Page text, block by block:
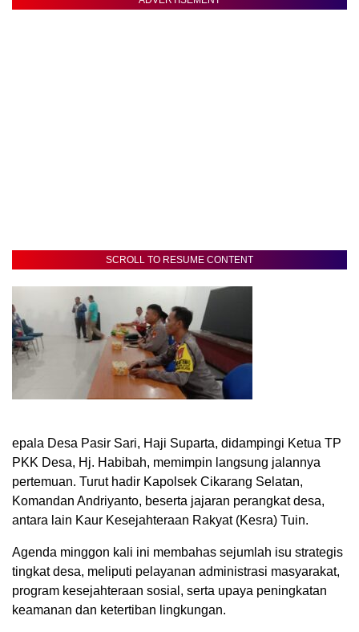
SCROLL TO RESUME CONTENT
epala Desa Pasir Sari, Haji Suparta, didampingi Ketua TP
PKK Desa, Hj. Habibah, memimpin langsung jalannya
pertemuan. Turut hadir Kapolsek Cikarang Selatan,
Komandan Andriyanto, beserta jajaran perangkat desa,
antara lain Kaur Kesejahteraan Rakyat (Kesra) Tuin.
Agenda minggon kali ini membahas sejumlah isu strategis
tingkat desa, meliputi pelayanan administrasi masyarakat,
program kesejahteraan sosial, serta upaya peningkatan
keamanan dan ketertiban lingkungan.